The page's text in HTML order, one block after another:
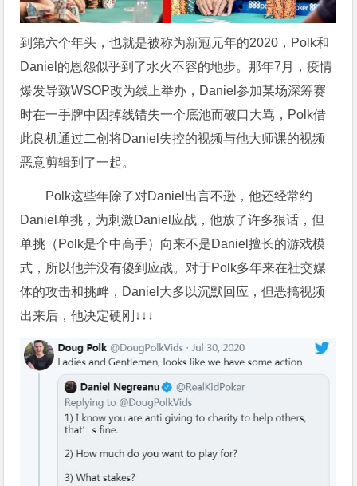
到第六个年头，也就是被称为新冠元年的2020，Polk和
Daniel的恩怨似乎到了水火不容的地步。那年7月，疫情
爆发导致WSOP改为线上举办，Daniel参加某场深筹赛
时在一手牌中因掉线错失一个底池而破口大骂，Polk借
此良机通过二创将Daniel失控的视频与他大师课的视频
恶意剪辑到了一起。
Polk这些年除了对Daniel出言不逊，他还经常约
Daniel单挑，为刺激Daniel应战，他放了许多狠话，但
单挑（Polk是个中高手）向来不是Daniel擅长的游戏模
式，所以他并没有傻到应战。对于Polk多年来在社交媒
体的攻击和挑衅，Daniel大多以沉默回应，但恶搞视频
出来后，他决定硬刚↓↓↓